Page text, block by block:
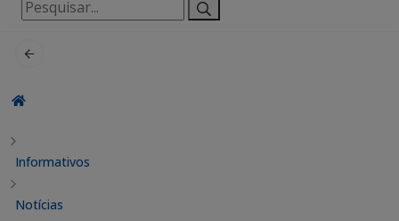
por:
Informativos
Notícias